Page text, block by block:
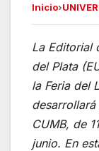
c
e
b
o
o
k
Inicio›
La Editorial
del Plata
la Feria del
CUMB, de
junio. En